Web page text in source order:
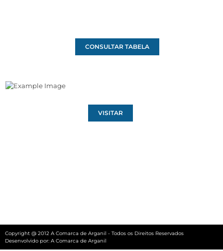
CONSULTAR TABELA
VISITAR
Copyright @ 2012 A Comarca de Arganil - Todos os Direitos Reservados
Desenvolvido por: A Comarca de Arganil